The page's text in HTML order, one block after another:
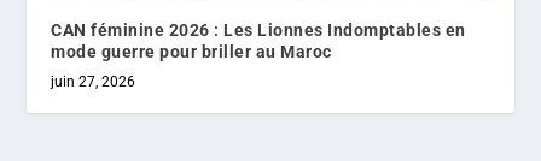
CAN féminine 2026 : Les Lionnes Indomptables en
mode guerre pour briller au Maroc
juin 27, 2026